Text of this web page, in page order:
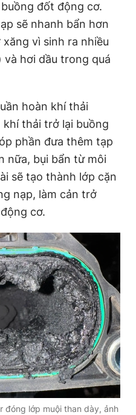
đốt động cơ.
sẽ nhanh bẩn hơn
vì sinh ra nhiều
hơi dầu trong quá
hoàn khí thải
khí thải trở lại buồng
phần đưa thêm tạp
nữa, bụi bẩn từ môi
sẽ tạo thành lớp cặn
nạp, làm cản trở
cơ.
đóng lớp muội than dày, ảnh